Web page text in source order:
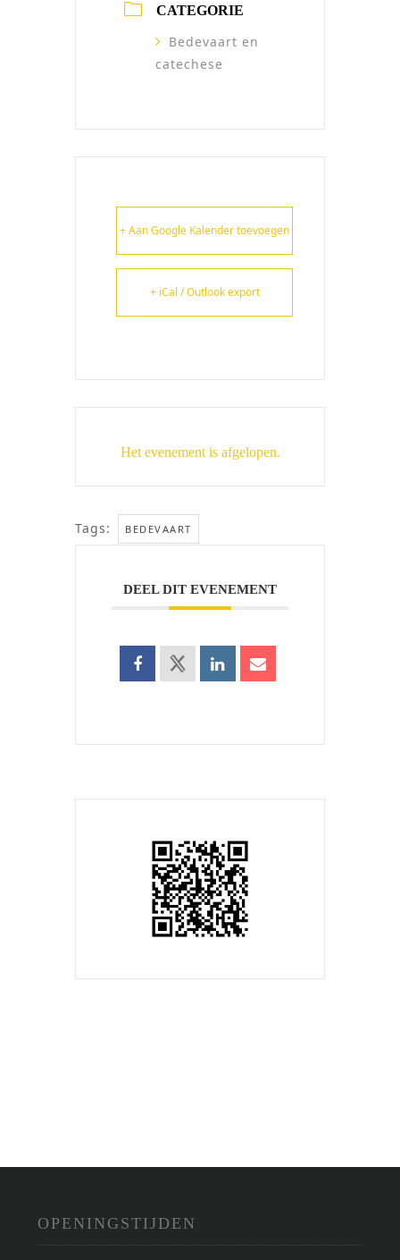
CATEGORIE
Bedevaart en
catechese
+ Aan Google Kalender toevoegen
+ iCal / Outlook export
Het evenement is afgelopen.
Tags: BEDEVAART
DEEL DIT EVENEMENT
OPENINGSTIJDEN